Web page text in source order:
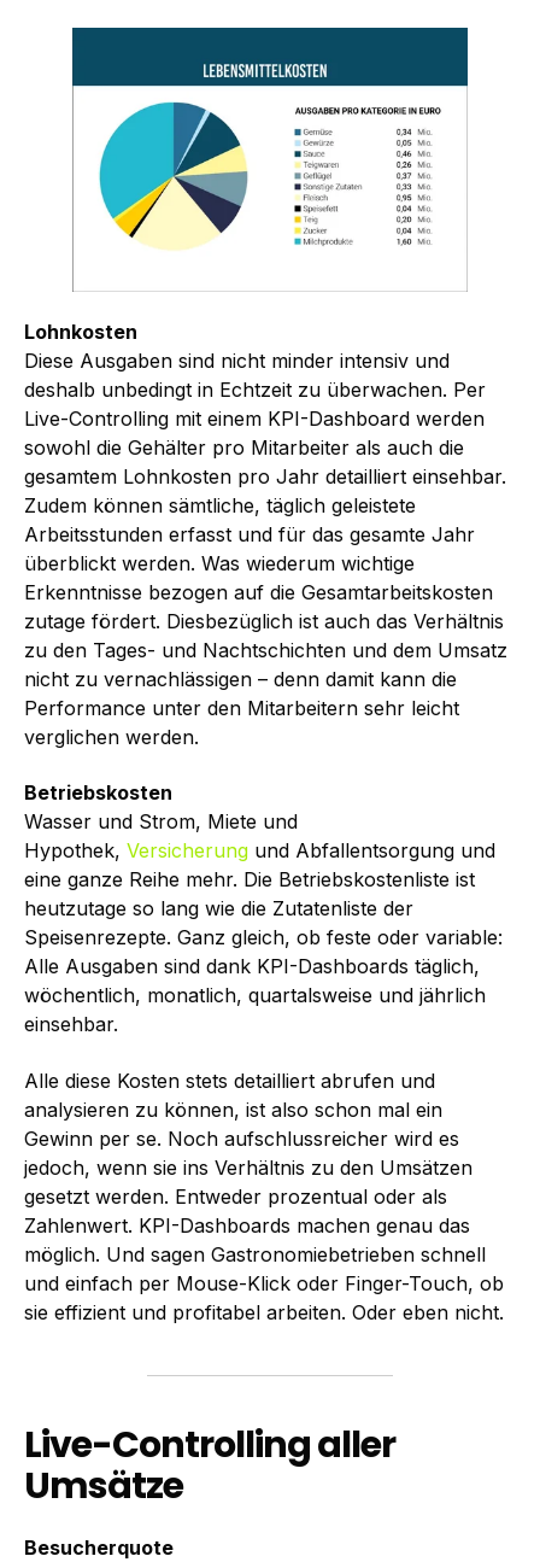
Lohnkosten
Diese Ausgaben sind nicht minder intensiv und
deshalb unbedingt in Echtzeit zu überwachen. Per
Live-Controlling mit einem KPI-Dashboard werden
sowohl die Gehälter pro Mitarbeiter als auch die
gesamtem Lohnkosten pro Jahr detailliert einsehbar.
Zudem können sämtliche, täglich geleistete
Arbeitsstunden erfasst und für das gesamte Jahr
überblickt werden. Was wiederum wichtige
Erkenntnisse bezogen auf die Gesamtarbeitskosten
zutage fördert. Diesbezüglich ist auch das Verhältnis
zu den Tages- und Nachtschichten und dem Umsatz
nicht zu vernachlässigen – denn damit kann die
Performance unter den Mitarbeitern sehr leicht
verglichen werden.
Betriebskosten
Wasser und Strom, Miete und
Hypothek, Versicherung und Abfallentsorgung und
eine ganze Reihe mehr. Die Betriebskostenliste ist
heutzutage so lang wie die Zutatenliste der
Speisenrezepte. Ganz gleich, ob feste oder variable:
Alle Ausgaben sind dank KPI-Dashboards täglich,
wöchentlich, monatlich, quartalsweise und jährlich
einsehbar.
Alle diese Kosten stets detailliert abrufen und
analysieren zu können, ist also schon mal ein
Gewinn per se. Noch aufschlussreicher wird es
jedoch, wenn sie ins Verhältnis zu den Umsätzen
gesetzt werden. Entweder prozentual oder als
Zahlenwert. KPI-Dashboards machen genau das
möglich. Und sagen Gastronomiebetrieben schnell
und einfach per Mouse-Klick oder Finger-Touch, ob
sie effizient und profitabel arbeiten. Oder eben nicht.
Live-Controlling aller
Umsätze
Besucherquote